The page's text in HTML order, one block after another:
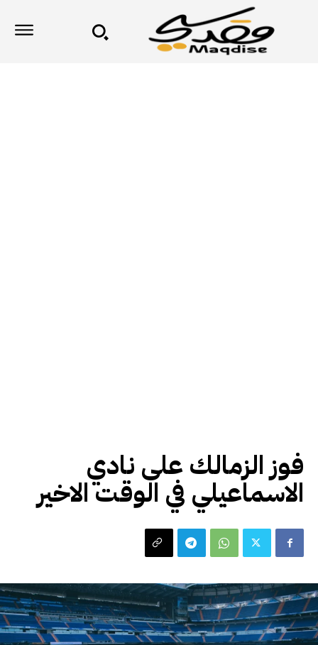
فوز الزمالك على نادي
الاسماعيلي في الوقت الاخير